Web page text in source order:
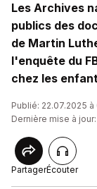
Les Archives
publics des
de Martin
l'enquête du
chez les
Publié: 22.07.2025
Dernière mise à
PartagerÉcouter